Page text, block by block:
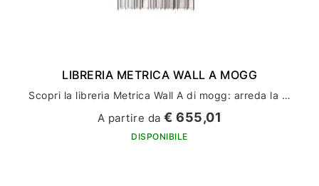
LIBRERIA METRICA WALL A MOGG
Scopri la libreria Metrica Wall A di mogg: arreda la tua casa con stile ed eleganza
A partire da€ 655,01
DISPONIBILE